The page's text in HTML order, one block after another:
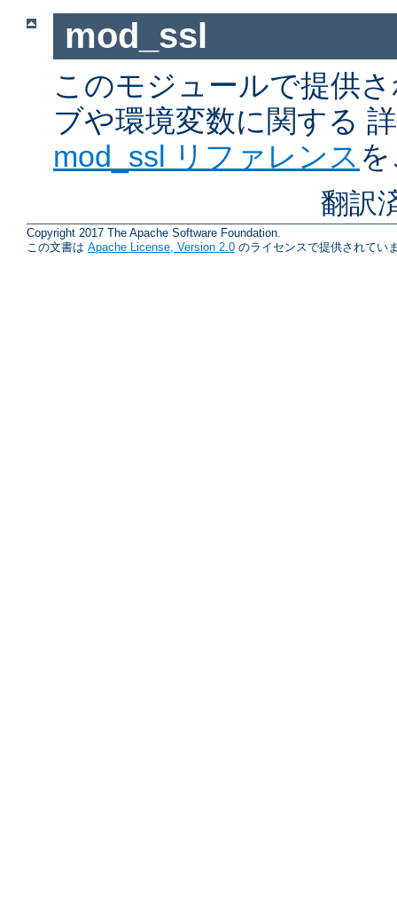
mod_ssl
このモジュールで提供
ブや環境変数に関する
mod_ssl リファレンス
翻訳
Copyright 2017 The Apache Software Foundation.
この文書は Apache License, Version 2.0 のライセンスで提供されてい